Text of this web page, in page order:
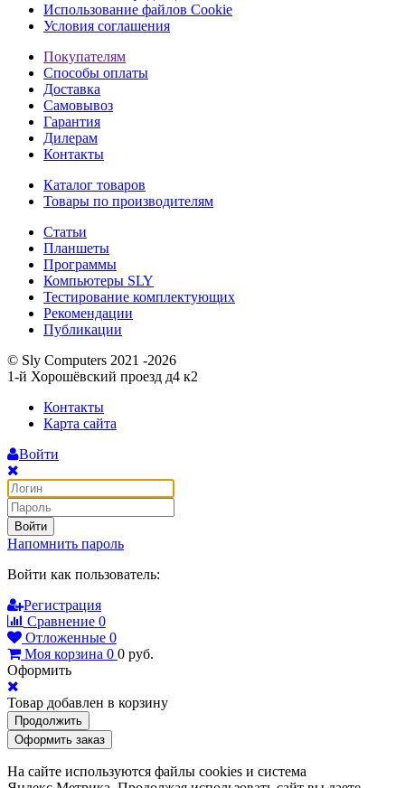
Использование файлов Cookie
Условия соглашения
Покупателям
Способы оплаты
Доставка
Самовывоз
Гарантия
Дилерам
Контакты
Каталог товаров
Товары по производителям
Статьи
Планшеты
Программы
Компьютеры SLY
Тестирование комплектующих
Рекомендации
Публикации
© Sly Computers 2021 -2026
1-й Хорошёвский проезд д4 к2
Контакты
Карта сайта
Войти
Войти
Напомнить пароль
Войти как пользователь:
Регистрация
Сравнение 0
Отложенные 0
Моя корзина 0 0 руб.
Оформить
Товар добавлен в корзину
Продолжить
Оформить заказ
На сайте используются файлы cookies и система